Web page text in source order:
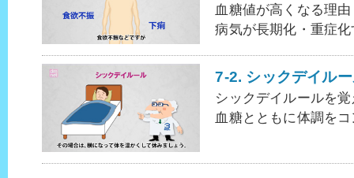
血糖値が高くなる理由
病気が長期化・重症
7-2. シックデイル
シックデイルールを
血糖とともに体調を